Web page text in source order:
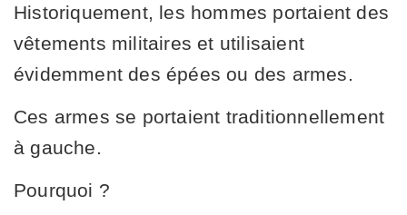
Historiquement, les hommes portaient des
vêtements militaires et utilisaient
évidemment des épées ou des armes.
Ces armes se portaient traditionnellement
à gauche.
Pourquoi ?